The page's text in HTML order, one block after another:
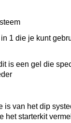
1 die je kunt
is een gel die
is van het dip
het starterkit